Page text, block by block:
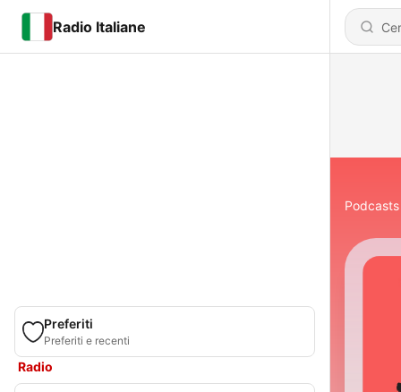
Radio Italiane
Preferiti
Preferiti e recenti
Radio
Podcasts